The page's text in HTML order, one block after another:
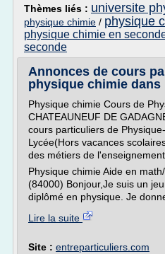
Thèmes liés : universite
physique chimie / physique
physique chimie en
seconde
Annonces de cours
physique chimie dans
Physique chimie Cours de
CHATEAUNEUF DE
cours particuliers de
Lycée(Hors vacances
des métiers de
Physique chimie Aide en
(84000) Bonjour,Je suis un
diplômé en physique. Je
Lire la suite
Site : entreparticuliers.com